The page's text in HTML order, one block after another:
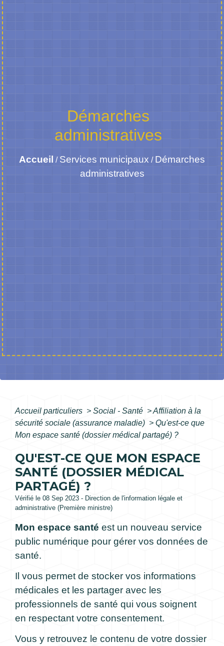
Démarches
administratives
Accueil / Services municipaux / Démarches
administratives
Accueil particuliers > Social - Santé >Affiliation à la
sécurité sociale (assurance maladie) > Qu'est-ce que
Mon espace santé (dossier médical partagé) ?
QU'EST-CE QUE MON ESPACE
SANTÉ (DOSSIER MÉDICAL
PARTAGÉ) ?
Vérifié le 08 Sep 2023 - Direction de l'information légale et
administrative (Première ministre)
Mon espace santé est un nouveau service
public numérique pour gérer vos données de
santé.
Il vous permet de stocker vos informations
médicales et les partager avec les
professionnels de santé qui vous soignent
en respectant votre consentement.
Vous y retrouvez le contenu de votre dossier